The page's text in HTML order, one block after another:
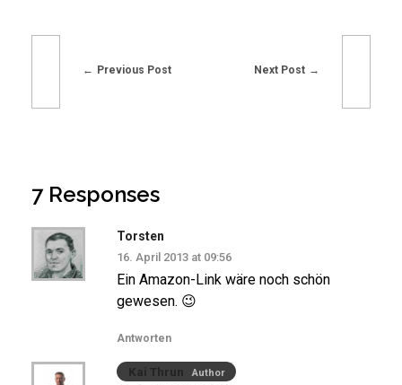
Previous Post Next Post
7 Responses
Torsten
16. April 2013 at 09:56
Ein Amazon-Link wäre noch schön
gewesen. 😉
Antworten
Kai Thrun Author